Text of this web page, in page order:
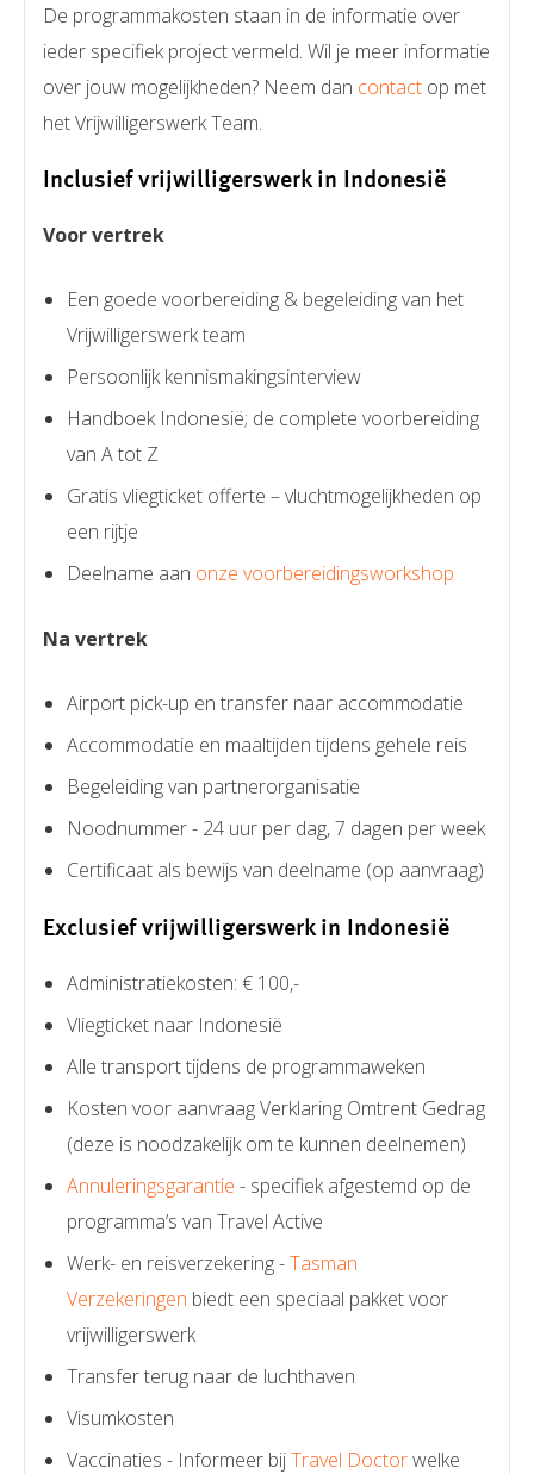
De programmakosten staan in de informatie over
ieder specifiek project vermeld. Wil je meer informatie
over jouw mogelijkheden? Neem dan contact op met
het Vrijwilligerswerk Team.
Inclusief vrijwilligerswerk in Indonesië
Voor vertrek
Een goede voorbereiding & begeleiding van het
Vrijwilligerswerk team
Persoonlijk kennismakingsinterview
Handboek Indonesië; de complete voorbereiding
van A tot Z
Gratis vliegticket offerte – vluchtmogelijkheden op
een rijtje
Deelname aan onze voorbereidingsworkshop
Na vertrek
Airport pick-up en transfer naar accommodatie
Accommodatie en maaltijden tijdens gehele reis
Begeleiding van partnerorganisatie
Noodnummer - 24 uur per dag, 7 dagen per week
Certificaat als bewijs van deelname (op aanvraag)
Exclusief vrijwilligerswerk in Indonesië
Administratiekosten: € 100,-
Vliegticket naar Indonesië
Alle transport tijdens de programmaweken
Kosten voor aanvraag Verklaring Omtrent Gedrag
(deze is noodzakelijk om te kunnen deelnemen)
Annuleringsgarantie - specifiek afgestemd op de
programma’s van Travel Active
Werk- en reisverzekering -Tasman
Verzekeringen biedt een speciaal pakket voor
vrijwilligerswerk
Transfer terug naar de luchthaven
Visumkosten
Vaccinaties - Informeer bijTravel Doctorwelke